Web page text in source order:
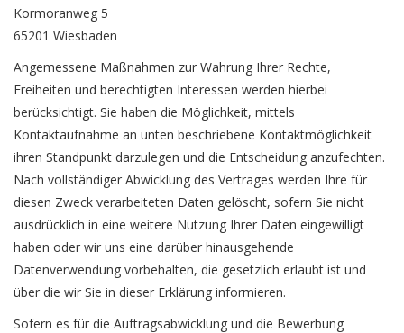
Kormoranweg 5
65201 Wiesbaden
Angemessene Maßnahmen zur Wahrung Ihrer Rechte,
Freiheiten und berechtigten Interessen werden hierbei
berücksichtigt. Sie haben die Möglichkeit, mittels
Kontaktaufnahme an unten beschriebene Kontaktmöglichkeit
ihren Standpunkt darzulegen und die Entscheidung anzufechten.
Nach vollständiger Abwicklung des Vertrages werden Ihre für
diesen Zweck verarbeiteten Daten gelöscht, sofern Sie nicht
ausdrücklich in eine weitere Nutzung Ihrer Daten eingewilligt
haben oder wir uns eine darüber hinausgehende
Datenverwendung vorbehalten, die gesetzlich erlaubt ist und
über die wir Sie in dieser Erklärung informieren.
Sofern es für die Auftragsabwicklung und die Bewerbung